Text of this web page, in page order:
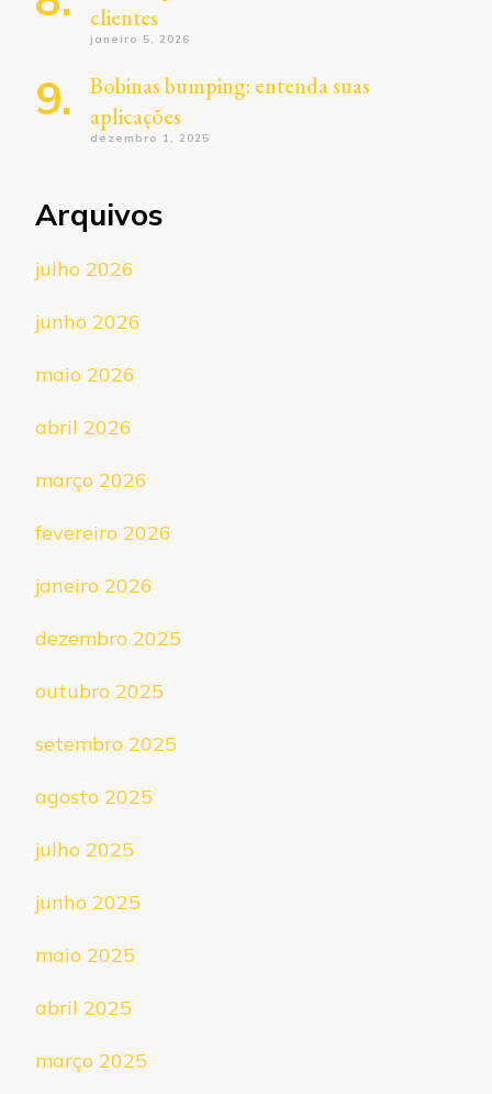
clientes
janeiro 5, 2026
Bobinas bumping: entenda suas
aplicações
dezembro 1, 2025
Arquivos
julho 2026
junho 2026
maio 2026
abril 2026
março 2026
fevereiro 2026
janeiro 2026
dezembro 2025
outubro 2025
setembro 2025
agosto 2025
julho 2025
junho 2025
maio 2025
abril 2025
março 2025